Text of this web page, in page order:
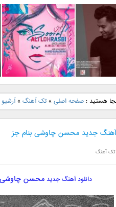
جدید رضا
نگار
دانلود آهنگ جدید علی
لهراسبی بنام صورت
هستید :صفحه اصلی »تک آهنگ »آرشیو
آهنگ جدید محسن چاوشی بنام جز
تک آهنگ
دانلود آهنگ جدید محسن چاوشی